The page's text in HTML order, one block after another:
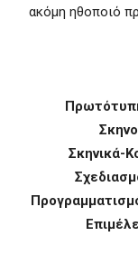
ακόμη ηθοποιό
Σκηνικά-